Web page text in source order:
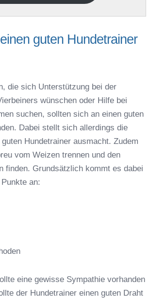
guten Hundetrainer
die sich Unterstützung bei der
wünschen oder Hilfe bei
suchen, sollten sich an einen guten
Dabei stellt sich allerdings die
Hundetrainer ausmacht. Zudem
vom Weizen trennen und den
finden. Grundsätzlich kommt es dabei
an:
eine gewisse Sympathie vorhanden
der Hundetrainer einen guten Draht